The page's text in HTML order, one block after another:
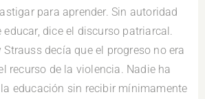
para aprender. Sin autoridad
educar, dice el discurso patriarcal.
Strauss decía que el progreso no era
recurso de la violencia. Nadie ha
educación sin recibir mínimamente